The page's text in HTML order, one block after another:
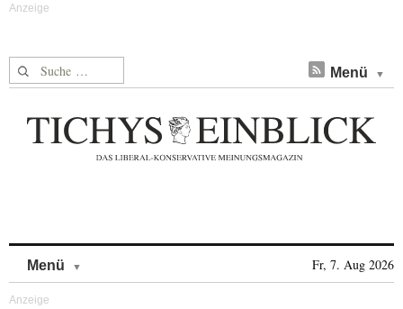
Suche nach: Menü
Menü Fr, 7. Aug 2026